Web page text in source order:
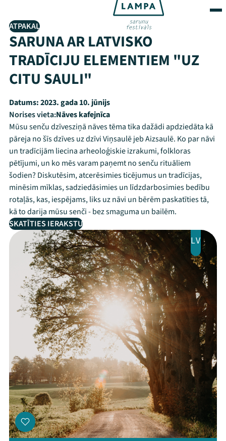
ATPAKAĻ
SARUNA AR LATVISKO
TRADĪCIJU ELEMENTIEM "UZ
CITU SAULI"
Datums:2023. gada 10. jūnijs
Norises vieta:Nāves kafejnīca
Mūsu senču dzīvesziņā nāves tēma tika dažādi apdziedāta kā
pāreja no šīs dzīves uz dzīvi Viņsaulē jeb Aizsaulē. Ko par nāvi
un tradīcijām liecina arheoloģiskie izrakumi, folkloras
pētījumi, un ko mēs varam paņemt no senču rituāliem
šodien? Diskutēsim, atcerēsimies ticējumus un tradīcijas,
minēsim mīklas, sadziedāsimies un līdzdarbosimies bedību
rotaļās, kas, iespējams, liks uz nāvi un bērēm paskatīties tā,
kā to darija mūsu senči - bez smaguma un bailēm.
SKATĪTIES IERAKSTU
LV